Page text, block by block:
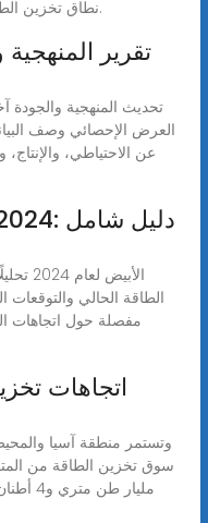
نطاق تخزين الطاقة على نطاق واسع في جميع أنحاء البلاد.
تقرير
العرض الإحصائي وصف
عن الاحتياطي،
الطاقة الحالي والتوقعات
مفصلة حول اتجاهات
اتجاهات